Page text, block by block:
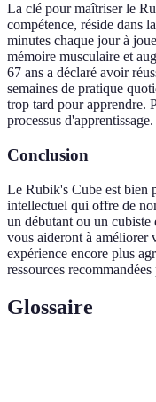
La clé pour maîtriser le
compétence, réside dans
minutes chaque jour à
mémoire musculaire et
67 ans a déclaré avoir
semaines de pratique
trop tard pour apprendre.
processus d'apprentissage.
Conclusion
Le Rubik's Cube est bien
intellectuel qui offre de
un débutant ou un cubiste
vous aideront à améliorer
expérience encore plus
ressources
Glossaire